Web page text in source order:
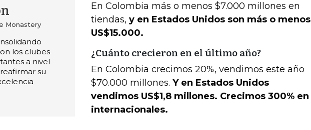
Monastery
los clubes
a nivel
su
En Colombia más o menos $7.000 millones en
tiendas, y en Estados Unidos son más o menos
US$15.000.
¿Cuánto crecieron en el último año?
En Colombia crecimos 20%, vendimos este año
$70.000 millones. Y en Estados Unidos
vendimos US$1,8 millones. Crecimos 300% en
internacionales.